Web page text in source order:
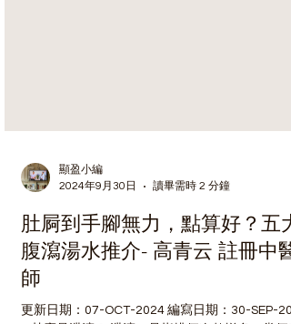
顯盈小編
肚屙到手腳無力，點算好？五大
腹瀉湯水推介- 高青云 註冊中醫
師